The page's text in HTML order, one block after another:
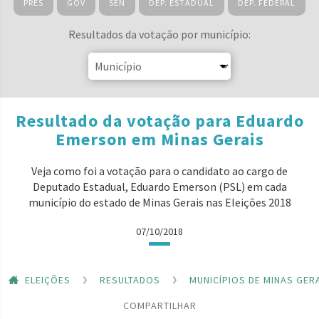
PRES GOV SEN DEP. ESTADUAL DEP. FEDERAL
Resultados da votação por município:
Resultado da votação para Eduardo
Emerson em Minas Gerais
Veja como foi a votação para o candidato ao cargo de
Deputado Estadual, Eduardo Emerson (PSL) em cada
município do estado de Minas Gerais nas Eleições 2018
07/10/2018
ELEIÇÕES RESULTADOS
MUNICÍPIOS DE MINAS
COMPARTILHAR